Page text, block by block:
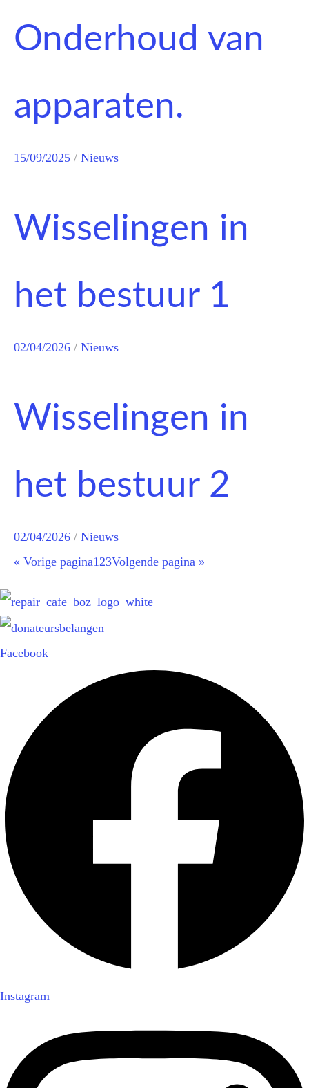
Onderhoud van
apparaten.
15/09/2025 / Nieuws
Wisselingen in
het bestuur 1
02/04/2026 / Nieuws
Wisselingen in
het bestuur 2
02/04/2026 / Nieuws
« Vorige pagina1 23Volgende pagina »
Facebook
Instagram